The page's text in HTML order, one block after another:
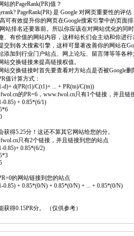
站的PageRank(PR)值？
PageRank(PR) 是 Google 对网页重要性的评估
可有效提升你的网页在Google搜索引擎中的页面
站排名还要靠前。所以你应该在对网站优化的同
、有价值的网站内容，这样站长们会主动和你进
交到各大搜索引擎，这样可显著改善你的网站在
添加到行业门户站点、网上论坛、留言簿等等各
站交换链接来提高链接权值。
站交换链接时首先要查看对方站点是否被Google
值计算方式：
d)+ d(PR(t1)/C(t1)+ ... + PR(tn)/C(tn))
的PR=6，www.fwol.cn只有1个链接，并且链
0.85) + 0.85*(6/1)
获得5.25分！这还不算其它网站给您的分。
只有2个链接，并且链接到您的站点
0.85)+ 0.85*(6/2)
的网站链接到您的站点
0.85) + 0.85*(0/N) + 0.85*(0/N) + ... + 0.85*(0/N)
获得0.15PR分。 （仅供参考）